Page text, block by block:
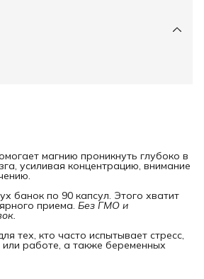
магнию проникнуть глубоко в
усиливая концентрацию, внимание
банок по 90 капсул. Этого хватит
приема. Без ГМО и
тех, кто часто испытывает стресс,
или работе, а также беременных